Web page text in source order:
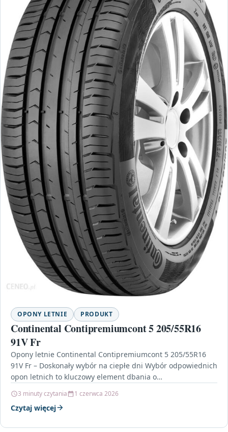
OPONY LETNIE PRODUKT
Continental Contipremiumcont 5 205/55R16
91V Fr
Opony letnie Continental Contipremiumcont 5 205/55R16
91V Fr – Doskonały wybór na ciepłe dni Wybór odpowiednich
opon letnich to kluczowy element dbania o
3 minuty czytania 1 czerwca 2026
Czytaj więcej